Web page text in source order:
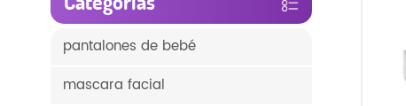
pantalones de bebé
mascara facial